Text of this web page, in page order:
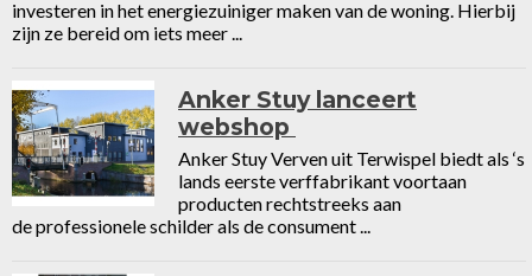
investeren in het energiezuiniger maken van de woning. Hierbij
zijn ze bereid om iets meer ...
Anker Stuy lanceert
webshop
Anker Stuy Verven uit Terwispel biedt als ‘s
lands eerste verffabrikant voortaan
producten rechtstreeks aan
de professionele schilder als de consument ...